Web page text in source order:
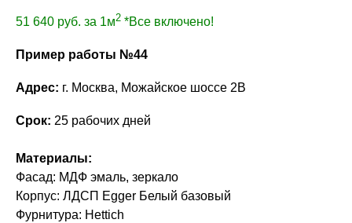
51 640 руб. за 1м2 *Все включено!
Пример работы №44
Адрес: г. Москва, Можайское шоссе 2В
Срок: 25 рабочих дней
Материалы:
Фасад: МДФ эмаль, зеркало
Корпус: ЛДСП Egger Белый базовый
Фурнитура: Hettich